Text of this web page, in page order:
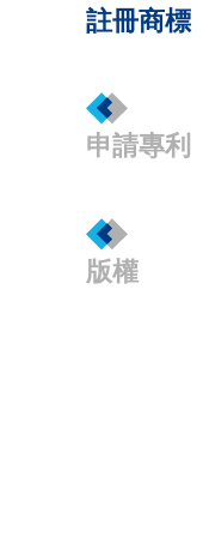
註冊商標
申請專利
版權